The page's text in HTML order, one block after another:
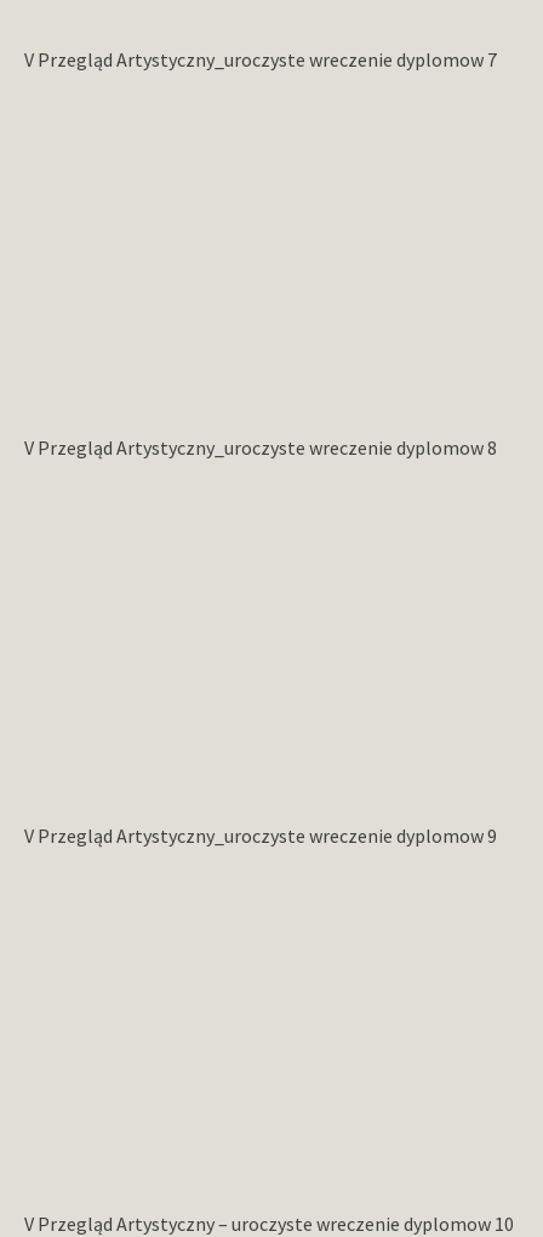
V Przegląd Artystyczny_uroczyste wreczenie dyplomow 7
V Przegląd Artystyczny_uroczyste wreczenie dyplomow 8
V Przegląd Artystyczny_uroczyste wreczenie dyplomow 9
V Przegląd Artystyczny – uroczyste wreczenie dyplomow 10